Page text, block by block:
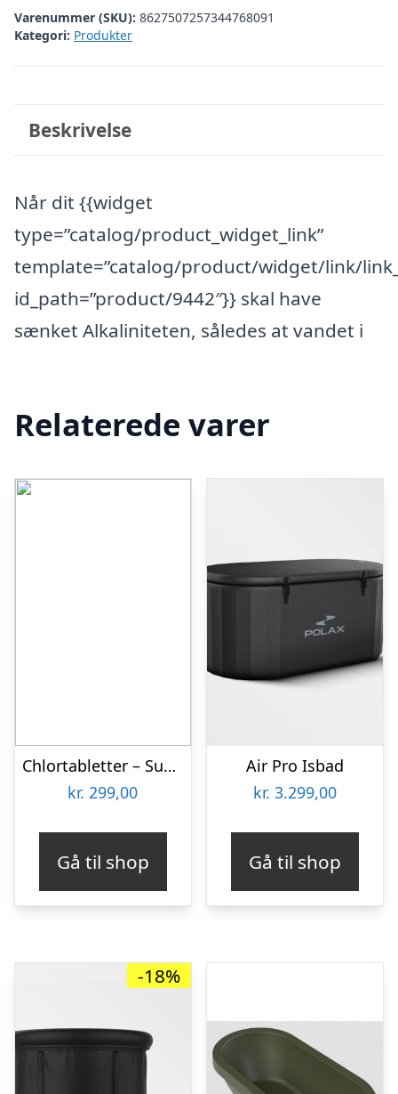
Varenummer (SKU): 8627507257344768091
Kategori: Produkter
Beskrivelse
Når dit {{widget
type=”catalog/product_widget_link”
template=”catalog/product/widget/link/
id_path=”product/9442″}} skal have
sænket Alkaliniteten, således at vandet i
Relaterede varer
Chlortabletter – SunWac 3 (160 stk)
kr. 299,00
Gå til shop
Air Pro Isbad
kr. 3.299,00
Gå til shop
-18%